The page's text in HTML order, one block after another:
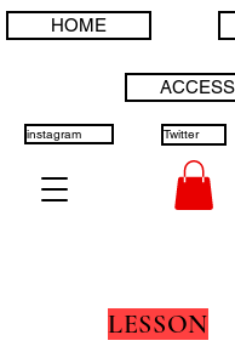
Twitter
instagram
HOME
ACCESS
LESSON